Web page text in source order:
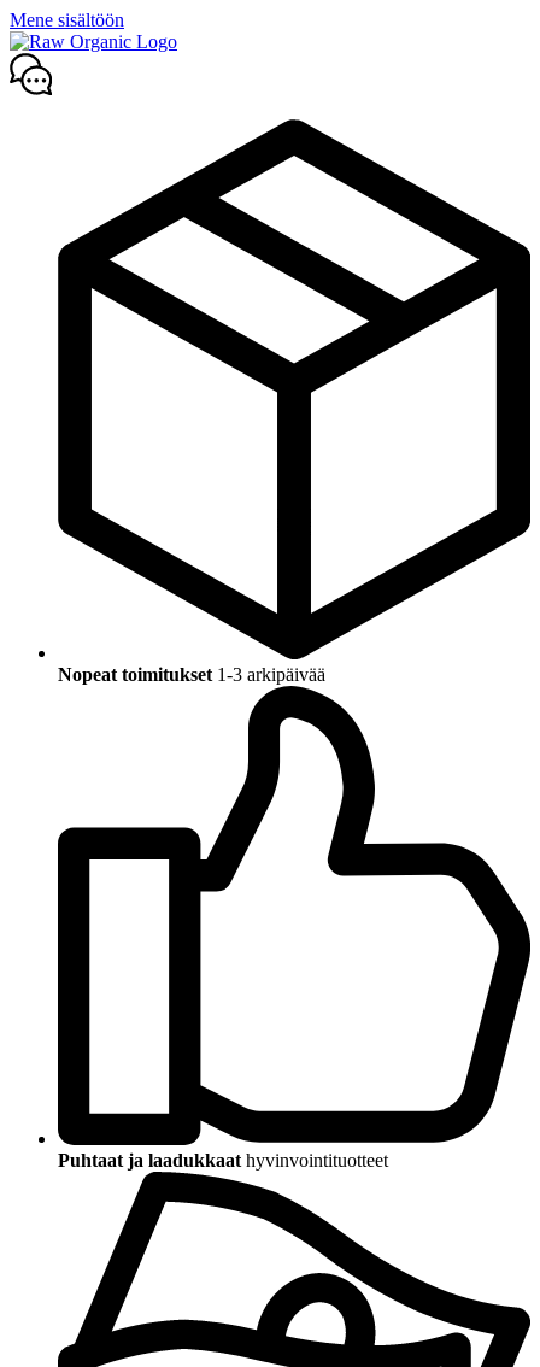
Mene sisältöön
Nopeat toimitukset 1-3 arkipäivää
Puhtaat ja laadukkaat hyvinvointituotteet